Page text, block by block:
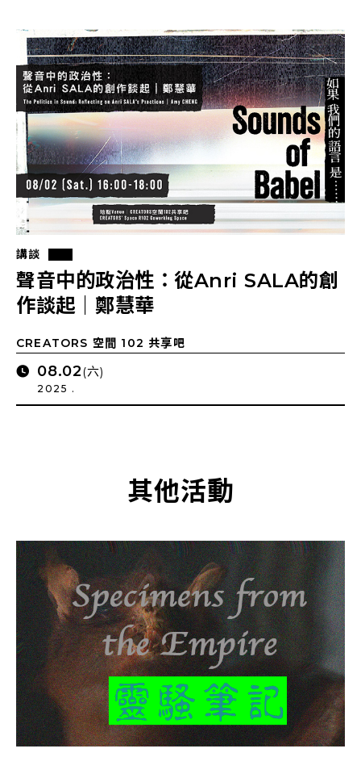
講談
聲音中的政治性：從Anri SALA的創
作談起｜鄭慧華
CREATORS 空間 102 共享吧
08.02(六)
2025 .
其他活動